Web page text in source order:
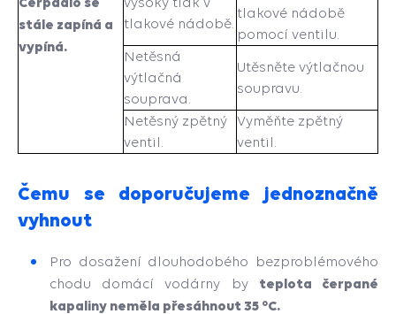
stále zapíná a
vypíná.
tlakové nádobě.
tlakové nádobě
pomocí ventilu.
Netěsná
výtlačná
souprava.
Utěsněte výtlačnou
soupravu.
Netěsný zpětný
ventil.
Vyměňte zpětný
ventil.
Čemu se doporučujeme jednoznačně
vyhnout
Pro dosažení dlouhodobého bezproblémového
chodu domácí vodárny by teplota čerpané
kapaliny neměla přesáhnout 35 °C.